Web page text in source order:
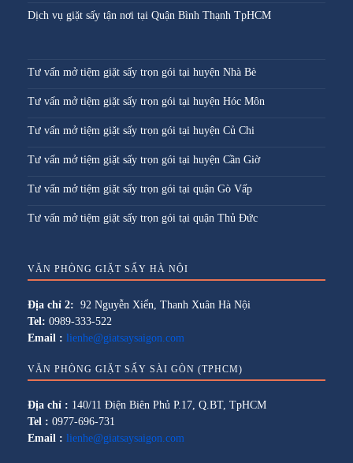
Dịch vụ giặt sấy tận nơi tại Quận Bình Thạnh TpHCM
Tư vấn mở tiệm giặt sấy trọn gói tại huyện Nhà Bè
Tư vấn mở tiệm giặt sấy trọn gói tại huyện Hóc Môn
Tư vấn mở tiệm giặt sấy trọn gói tại huyện Củ Chi
Tư vấn mở tiệm giặt sấy trọn gói tại huyện Cần Giờ
Tư vấn mở tiệm giặt sấy trọn gói tại quận Gò Vấp
Tư vấn mở tiệm giặt sấy trọn gói tại quận Thủ Đức
VĂN PHÒNG GIẶT SẤY HÀ NỘI
Địa chỉ 2: 92 Nguyễn Xiển, Thanh Xuân Hà Nội
Tel: 0989-333-522
Email : lienhe@giatsaysaigon.com
VĂN PHÒNG GIẶT SẤY SÀI GÒN (TPHCM)
Địa chỉ : 140/11 Điện Biên Phủ P.17, Q.BT, TpHCM
Tel : 0977-696-731
Email : lienhe@giatsaysaigon.com